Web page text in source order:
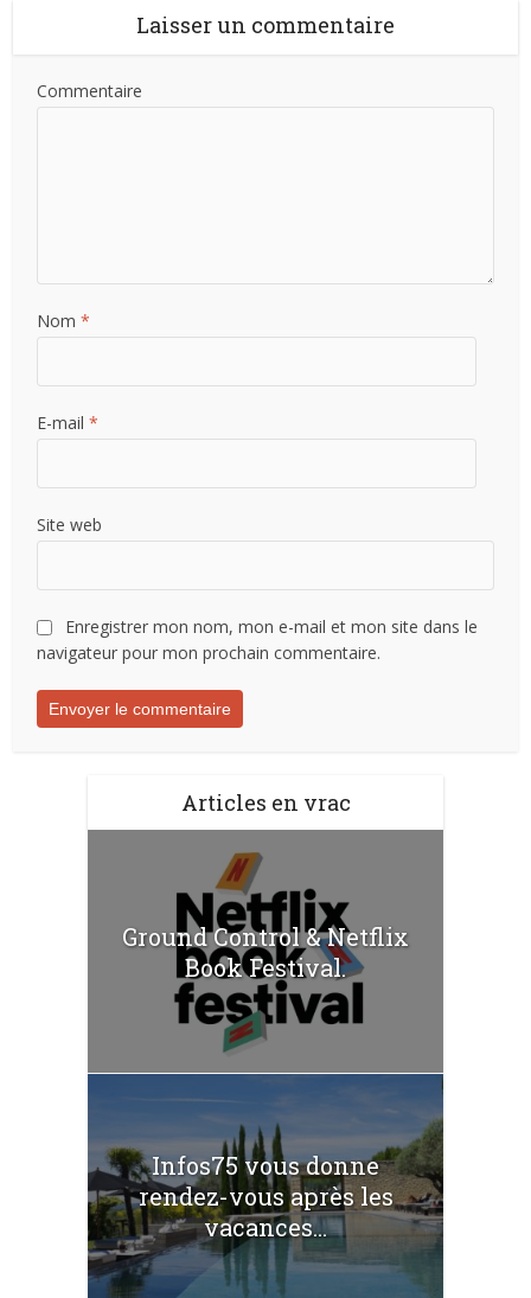
Laisser un commentaire
Commentaire
Nom*
E-mail*
Site web
Enregistrer mon nom, mon e-mail et mon site dans le
navigateur pour mon prochain commentaire.
Articles en vrac
Ground Control & Netflix
Book Festival.
Infos75 vous donne
rendez-vous après les
vacances...